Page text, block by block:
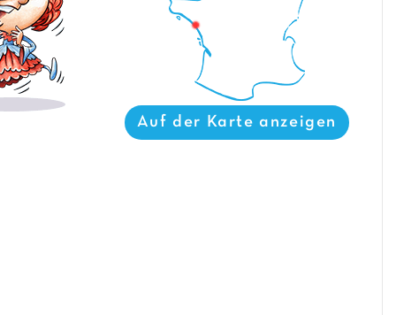
Auf der Karte anzeigen